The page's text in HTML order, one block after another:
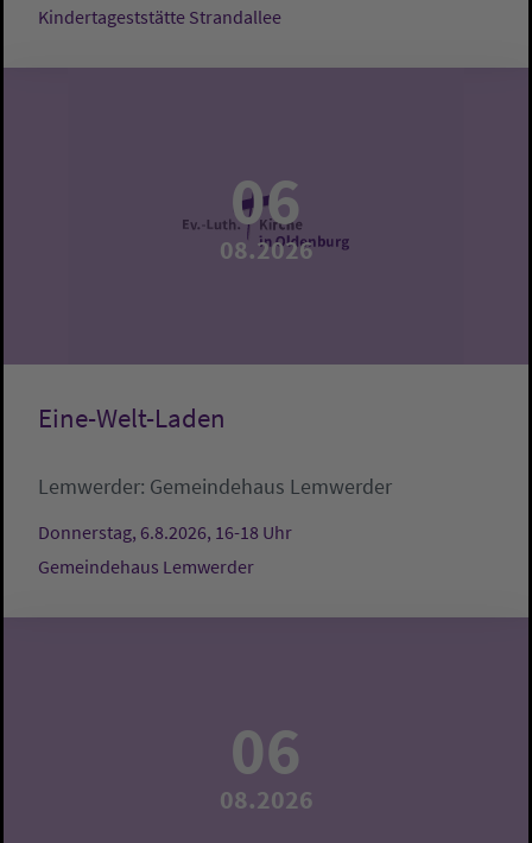
Kindertageststätte Strandallee
06
08.2026
Eine-Welt-Laden
Lemwerder: Gemeindehaus Lemwerder
Donnerstag, 6.8.2026, 16-18 Uhr
Gemeindehaus Lemwerder
06
08.2026